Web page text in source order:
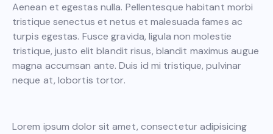
Aenean et egestas nulla. Pellentesque habitant morbi
tristique senectus et netus et malesuada fames ac
turpis egestas. Fusce gravida, ligula non molestie
tristique, justo elit blandit risus, blandit maximus augue
magna accumsan ante. Duis id mi tristique, pulvinar
neque at, lobortis tortor.
t
Lorem ipsum dolor sit amet, consectetur adipisicing